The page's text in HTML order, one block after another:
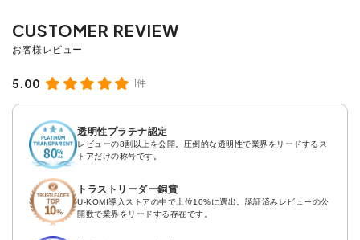
5.00 1件
透明性プラチナ認定
レビューの8割以上を公開。圧倒的な透明性で業界をリードするス
トアだけの称号です。
トラストリーダー銅賞
U-KOMI導入ストアの中で上位10%に選出。認証済みレビューの公
開数で業界をリードする存在です。